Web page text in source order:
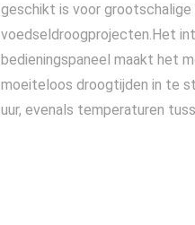
geschikt is voor grootschalige
voedseldroogprojecten.Het
bedieningspaneel maakt het
moeiteloos droogtijden in te
uur, evenals temperaturen